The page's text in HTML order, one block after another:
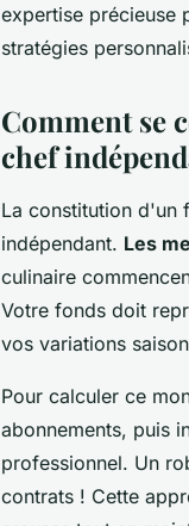
expertise précieuse
stratégies
Comment se
chef
La constitution d'un
indépendant. Les
culinaire
Votre fonds doit
vos variations
Pour calculer ce
abonnements, puis
professionnel. Un
contrats ! Cette